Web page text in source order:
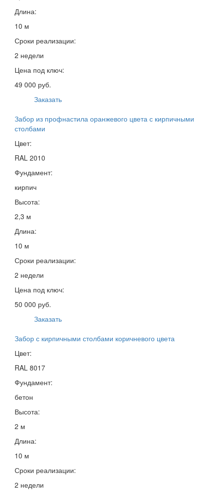
Длина:
10 м
Сроки реализации:
2 недели
Цена под ключ:
49 000 руб.
Заказать
Забор из профнастила оранжевого цвета с кирпичными
столбами
Цвет:
RAL 2010
Фундамент:
кирпич
Высота:
2,3 м
Длина:
10 м
Сроки реализации:
2 недели
Цена под ключ:
50 000 руб.
Заказать
Забор с кирпичными столбами коричневого цвета
Цвет:
RAL 8017
Фундамент:
бетон
Высота:
2 м
Длина:
10 м
Сроки реализации:
2 недели